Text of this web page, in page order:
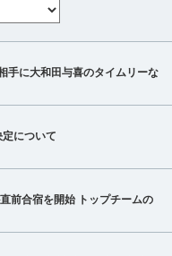
手に大和田与喜のタイムリーな
について
前合宿を開始 トップチームの